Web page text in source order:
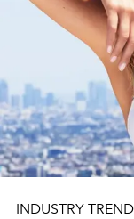
INDUSTRY